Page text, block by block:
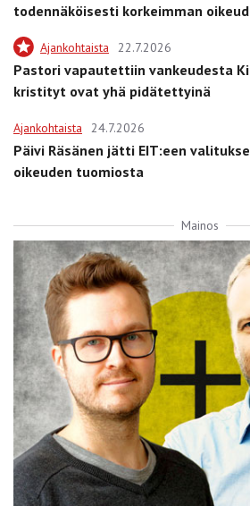
todennäköisesti korkeimman
Ajankohtaista 22.7.2026
Pastori vapautettiin vankeudesta
kristityt ovat yhä pidätettyinä
Ajankohtaista 24.7.2026
Päivi Räsänen jätti EIT:een
oikeuden tuomiosta
Mainos